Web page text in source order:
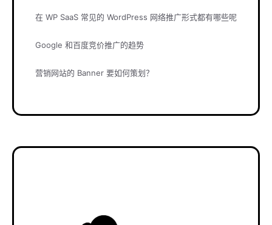
在 WP SaaS 常见的 WordPress 网络推广形式都有哪些呢
Google 和百度竞价推广的趋势
营销网站的 Banner 要如何策划？